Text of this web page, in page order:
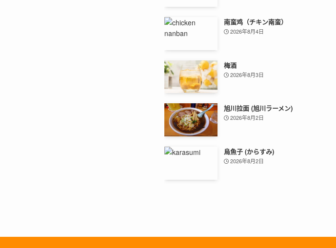
南蛮鸡（チキン南蛮）
2026年8月4日
梅酒
2026年8月3日
旭川拉面 (旭川ラーメン)
2026年8月2日
烏魚子 (からすみ)
2026年8月2日